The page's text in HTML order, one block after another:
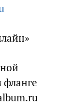
фланге